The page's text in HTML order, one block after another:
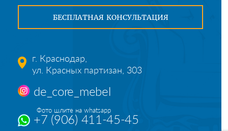
г. Краснодар,
ул. Красных партизан, 303
de_core_mebel
Фото шлите на whatsapp
+7 (906) 411-45-45